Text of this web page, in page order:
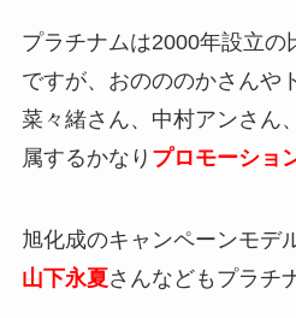
プラチナムは2000年設立の
ですが、おのののかさんや
菜々緒さん、中村アンさん
属するかなり プロモーショ
旭化成のキャンペーンモデ
山下永夏さんなどもプラチ